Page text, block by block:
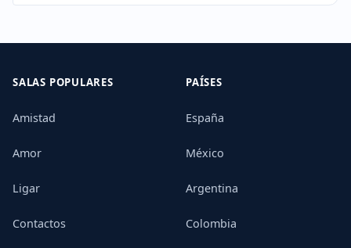
SALAS POPULARES
Amistad
Amor
Ligar
Contactos
PAÍSES
España
México
Argentina
Colombia